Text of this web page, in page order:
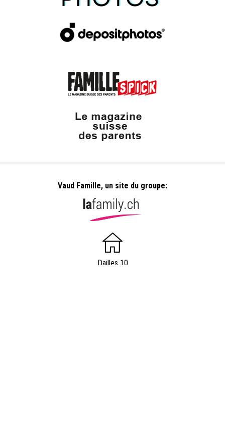
Vaud Famille, un site du groupe:
Dailles 10